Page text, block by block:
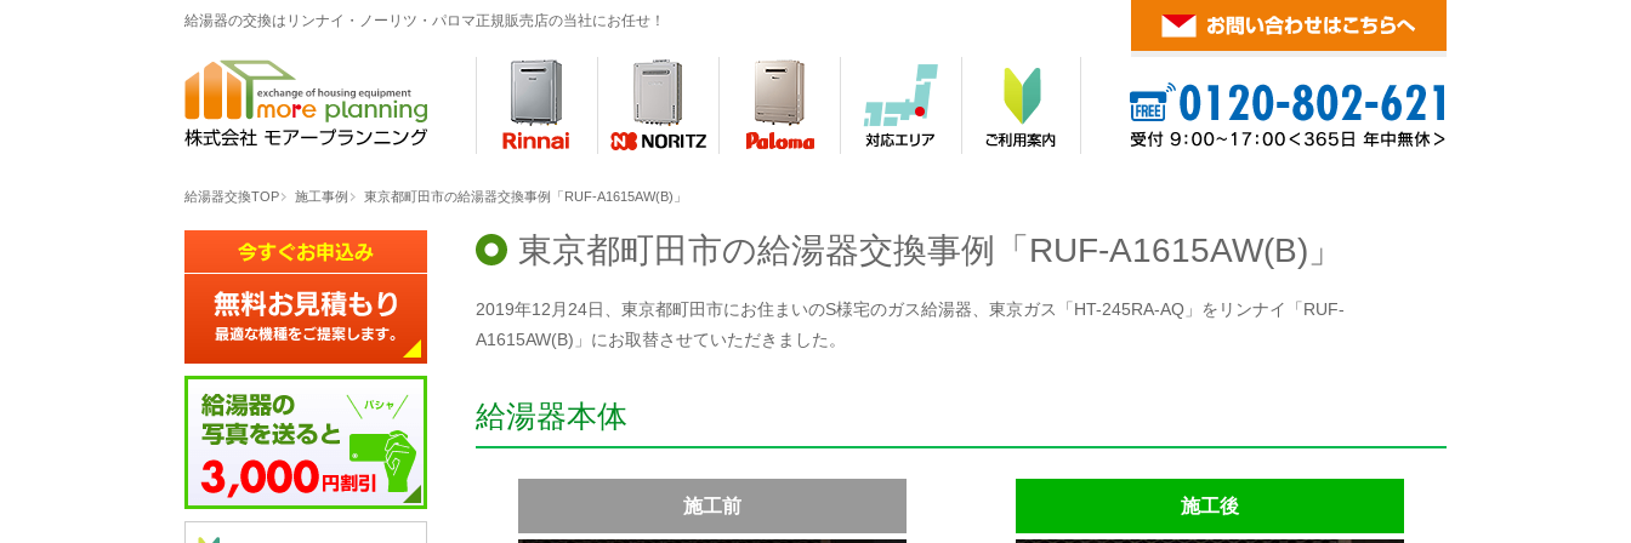
給湯器の交換はリンナイ・ノーリツ・パロマ正規販売店の当社にお任せ！
給湯器交換TOP 施工事例 東京都町田市の給湯器交換事例「RUF-A1615AW(B)」
東京都町田市の給湯器交換事例「RUF-A1615AW(B)」
2019年12月24日、東京都町田市にお住まいのS様宅のガス給湯器、東京ガス「HT-245RA-AQ」をリンナイ「RUF-
A1615AW(B)」にお取替させていただきました。
給湯器本体
施工前 施工後